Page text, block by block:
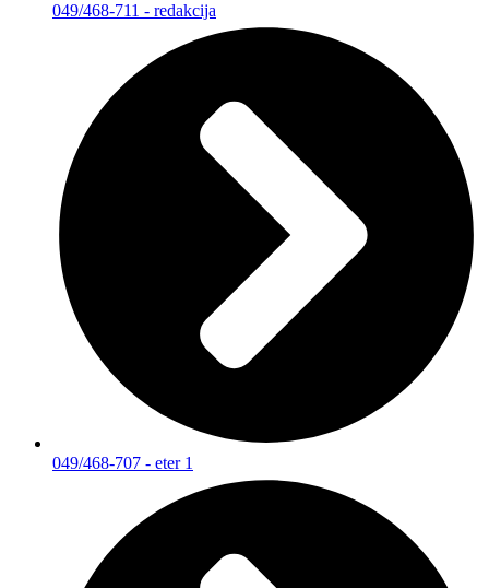
049/468-711 - redakcija
049/468-707 - eter 1